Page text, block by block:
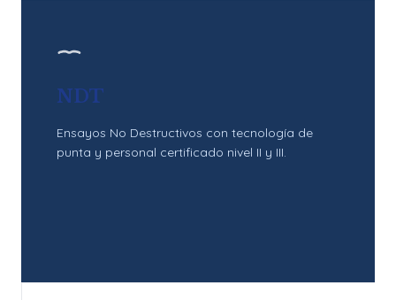
NDT
Ensayos No Destructivos con tecnología de
punta y personal certificado nivel II y III.